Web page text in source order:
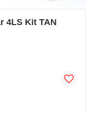
4LS Kit TAN